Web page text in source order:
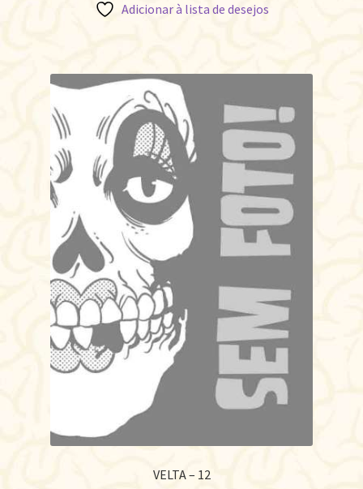
Adicionar à lista de desejos
VELTA – 12